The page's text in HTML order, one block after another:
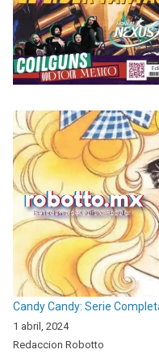
Candy Candy: Serie
1 abril, 2024
Redaccion Robotto